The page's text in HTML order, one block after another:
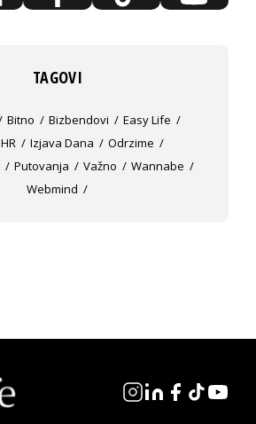
TAGOVI
Bitno Bizbendovi
Easy Life
HR Izjava Dana
Odrzime
Putovanja Važno
Wannabe
Webmind